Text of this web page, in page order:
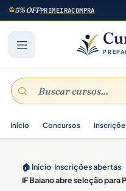
5% OFFPRIMEIRACOMPRA
Início Concursos
🏠 Início›Inscrições abertas›
IF Baiano abre seleção